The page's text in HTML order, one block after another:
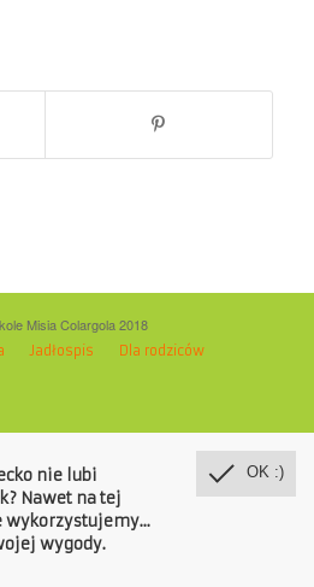
Misia Colargola 2018
Jadłospis Dla rodziców
OK :)
nie lubi
Nawet na tej
wykorzystujemy...
wygody.